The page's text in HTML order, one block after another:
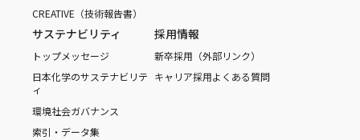
CREATIVE（技術報告書）
サステナビリティ
トップメッセージ
日本化学のサステナビリテ
ィ
環境社会ガバナンス
索引・データ集
採用情報
新卒採用（外部リンク）
キャリア採用よくある質問